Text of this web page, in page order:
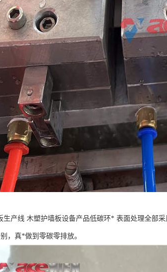
生产线 木塑护墙板设备产品低碳环* 表面处理全部
，真*做到零碳零排放。